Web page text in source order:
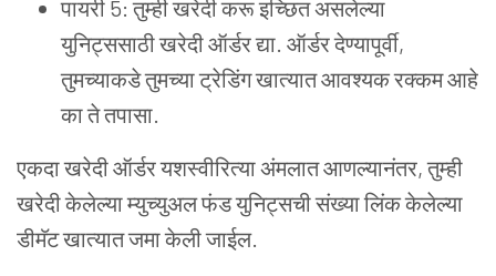
पायरी 5: तुम्ही खरेदी करू इच्छित असलेल्या
युनिट्ससाठी खरेदी ऑर्डर द्या. ऑर्डर देण्यापूर्वी,
तुमच्याकडे तुमच्या ट्रेडिंग खात्यात आवश्यक रक्कम आहे
का ते तपासा.
एकदा खरेदी ऑर्डर यशस्वीरित्या अंमलात आणल्यानंतर, तुम्ही
खरेदी केलेल्या म्युच्युअल फंड युनिट्सची संख्या लिंक केलेल्या
डीमॅट खात्यात जमा केली जाईल.